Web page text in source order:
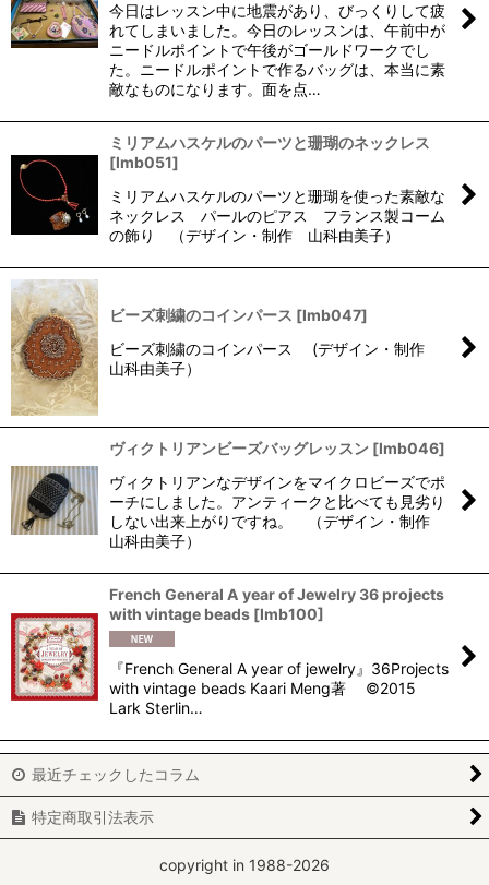
今日はレッスン中に地震があり、びっくりして疲
れてしまいました。今日のレッスンは、午前中が
ニードルポイントで午後がゴールドワークでし
た。ニードルポイントで作るバッグは、本当に素
敵なものになります。面を点…
ミリアムハスケルのパーツと珊瑚のネックレス
[lmb051]
ミリアムハスケルのパーツと珊瑚を使った素敵な
ネックレス パールのピアス フランス製コーム
の飾り （デザイン・制作 山科由美子）
ビーズ刺繍のコインパース [lmb047]
ビーズ刺繍のコインパース (デザイン・制作
山科由美子）
ヴィクトリアンビーズバッグレッスン [lmb046]
ヴィクトリアンなデザインをマイクロビーズでポ
ーチにしました。アンティークと比べても見劣り
しない出来上がりですね。 （デザイン・制作
山科由美子）
French General A year of Jewelry 36 projects
with vintage beads [lmb100]
『French General A year of jewelry』36Projects
with vintage beads Kaari Meng著 ©2015
Lark Sterlin…
最近チェックしたコラム
特定商取引法表示
copyright in 1988-2026